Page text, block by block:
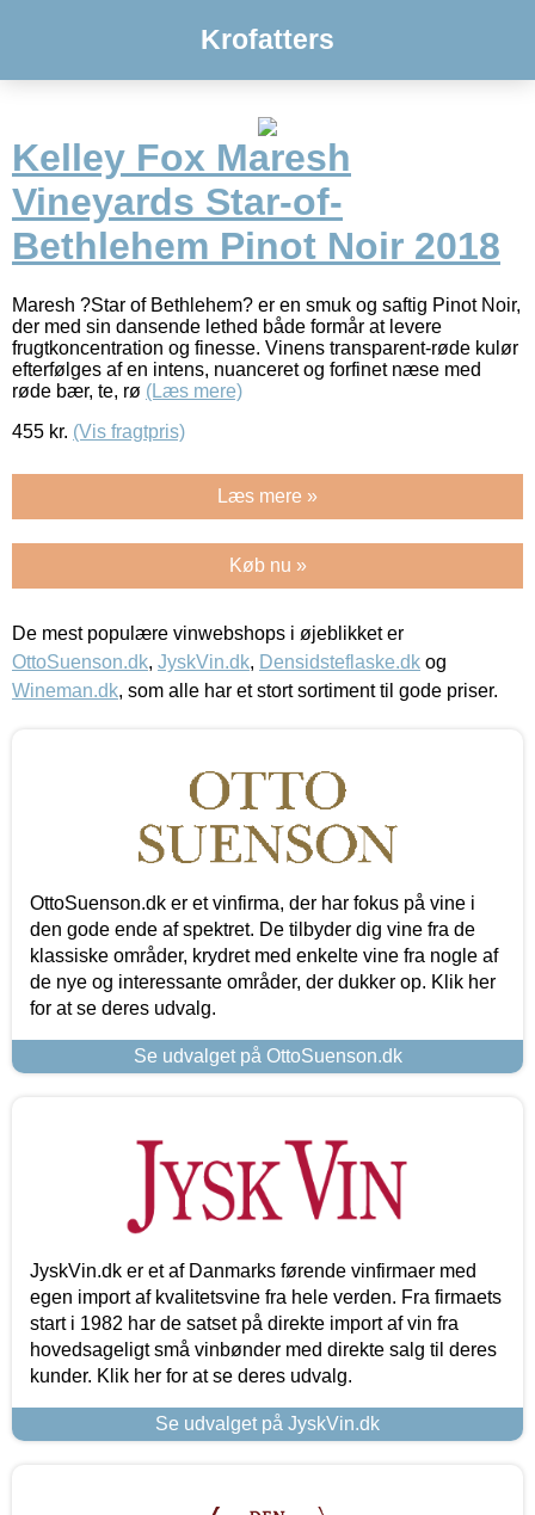
Krofatters
Kelley Fox Maresh
Vineyards Star-of-
Bethlehem Pinot Noir 2018
Maresh ?Star of Bethlehem? er en smuk og saftig Pinot Noir,
der med sin dansende lethed både formår at levere
frugtkoncentration og finesse. Vinens transparent-røde kulør
efterfølges af en intens, nuanceret og forfinet næse med
røde bær, te, rø (Læs mere)
455 kr. (Vis fragtpris)
Læs mere »
Køb nu »
De mest populære vinwebshops i øjeblikket er
OttoSuenson.dk, JyskVin.dk, Densidsteflaske.dk og
Wineman.dk, som alle har et stort sortiment til gode priser.
OttoSuenson.dk er et vinfirma, der har fokus på vine i
den gode ende af spektret. De tilbyder dig vine fra de
klassiske områder, krydret med enkelte vine fra nogle af
de nye og interessante områder, der dukker op. Klik her
for at se deres udvalg.
Se udvalget på OttoSuenson.dk
JyskVin.dk er et af Danmarks førende vinfirmaer med
egen import af kvalitetsvine fra hele verden. Fra firmaets
start i 1982 har de satset på direkte import af vin fra
hovedsageligt små vinbønder med direkte salg til deres
kunder. Klik her for at se deres udvalg.
Se udvalget på JyskVin.dk